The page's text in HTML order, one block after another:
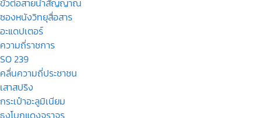
ขั้วต่อสายนำสัญญาณ
ซองหนังวิทยุสื่อสาร
อะแดปเตอร์
ความถี่ราชการ
SO 239
คลื่นความถี่ประชาชน
เสาสปริง
กระเป๋าอะลูมิเนียม
ธงโบกแดงจราจร